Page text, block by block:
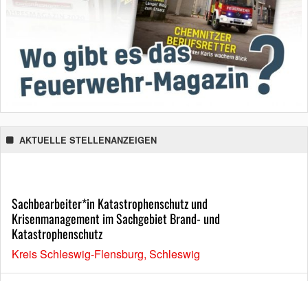
AKTUELLE STELLENANZEIGEN
Sachbearbeiter*in Katastrophenschutz und
Krisenmanagement im Sachgebiet Brand- und
Katastrophenschutz
Kreis Schleswig-Flensburg, Schleswig